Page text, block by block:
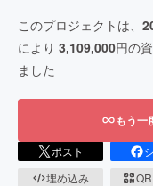
このプロジェクトは、
により 3,109,000円の
ました
もう一
ポスト
埋め込み